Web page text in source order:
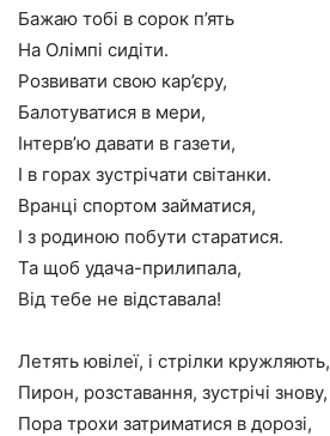
Бажаю тобі в сорок п’ять
На Олімпі сидіти.
Розвивати свою кар’єру,
Балотуватися в мери,
Інтерв’ю давати в газети,
І в горах зустрічати світанки.
Вранці спортом займатися,
І з родиною побути старатися.
Та щоб удача-прилипала,
Від тебе не відставала!
Летять ювілеї, і стрілки кружляють,
Пирон, розставання, зустрічі знову,
Пора трохи затриматися в дорозі,